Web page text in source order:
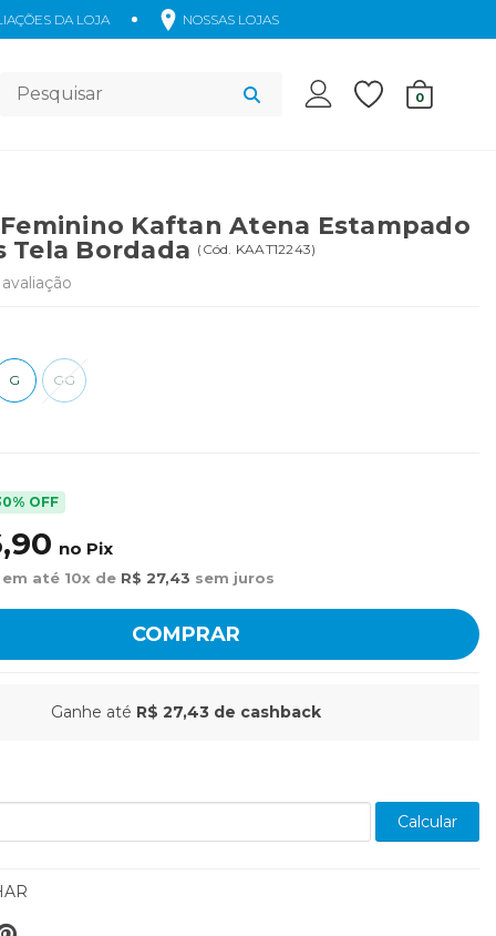
DA LOJA NOSSAS LOJAS
Acessórios 0
Kaftan Atena Estampado
Tela Bordada ( Cód. KAAT12243)
avaliação
G GG
OFF
no Pix
até 10x de R$ 27,43 sem juros
COMPRAR
Ganhe até R$ 27,43 de cashback
Calcular